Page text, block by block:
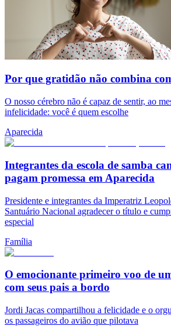
Por que gratidão não combina
O nosso cérebro não é capaz de sentir, ao
infelicidade: você é quem escolhe
Aparecida
Integrantes da escola de samba
pagam promessa em Aparecida
Presidente e integrantes da Imperatriz
Santuário Nacional agradecer o título e
especial
Família
O emocionante primeiro voo de
com seus pais a bordo
Jordi Jacas compartilhou a felicidade e o
os passageiros do avião que pilotava